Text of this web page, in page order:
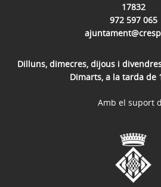
17832
972 597 065
Dilluns, dimecres, dijous i
Dimarts, a la tarda de
Amb el suport